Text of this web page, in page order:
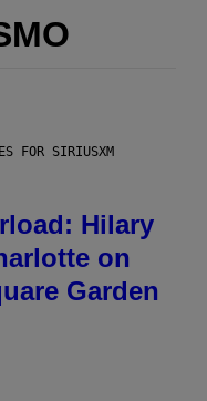
FOR SIRIUSXM
Hilary
on
Garden